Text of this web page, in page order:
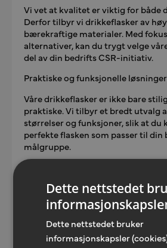
Vi vet at kvalitet er viktig for både
Derfor tilbyr vi drikkeflasker av
bærekraftige materialer. Med
alternativer, kan du trygt velge
del av din bedrifts CSR-initiativ.
Praktiske og funksjonelle
Våre drikkeflasker er ikke bare
praktiske. Vi tilbyr et bredt utvalg
størrelser og funksjoner, slik at du
perfekte flasken som passer til din
målgruppe.
Skreddersydde design for å
identitet.
Bærekraftige materialer for
valg.
Praktiske og funksjonelle
Dette nettstedet
Dette nettstedet bruker
informasjonskapsler